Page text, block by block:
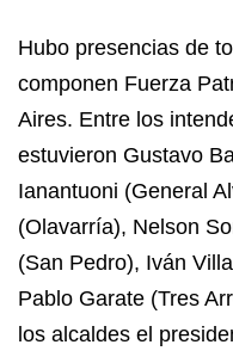
Hubo presencias de
componen Fuerza
Aires. Entre los
estuvieron Gustavo
Ianantuoni (General
(Olavarría), Nelson
(San Pedro), Iván
Pablo Garate (Tres
los alcaldes el